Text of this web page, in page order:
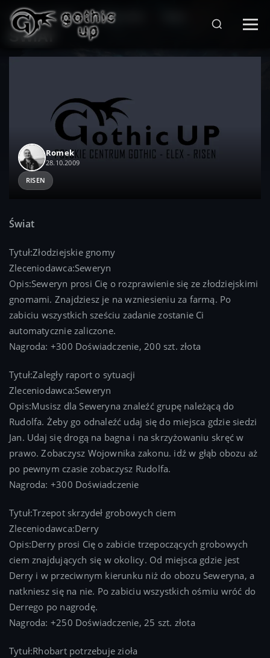
STRONA GŁÓWNA > SERIA RISEN
ŚWIAT
Romek
28.10.2009
RISEN
Świat
Tytuł:Złodziejskie gnomy
Zleceniodawca:Seweryn
Opis:Seweryn prosi Cię o rozprawienie się ze złodziejskimi
gnomami. Znajdziesz je na wzniesieniu za farmą. Po
zabiciu wszystkich sześciu zadanie zostanie Ci
automatycznie zaliczone.
Nagroda: +300 Doświadczenie, 200 szt. złota
Tytuł:Zaległy raport o sytuacji
Zleceniodawca:Seweryn
Opis:Musisz dla Seweryna znaleźć grupę należącą do
Rudolfa. Żeby go odnaleźć udaj się do miejsca gdzie siedzi
Jan. Udaj się drogą na bagna i na skrzyżowaniu skręć w
prawo. Zobaczysz Wojownika zakonu. idź w głąb obozu aż
po pewnym czasie zobaczysz Rudolfa.
Nagroda: +300 Doświadczenie
Tytuł:Trzepot skrzydeł grobowych ciem
Zleceniodawca:Derry
Opis:Derry prosi Cię o zabicie trzepoczących grobowych
ciem znajdujących się w okolicy. Od miejsca gdzie jest
Derry i w przeciwnym kierunku niż do obozu Seweryna, a
natkniesz się na nie. Po zabiciu wszystkich ośmiu wróć do
Derrego po nagrodę.
Nagroda: +250 Doświadczenie, 25 szt. złota
Tytuł:Rhobart potrzebuje zioła